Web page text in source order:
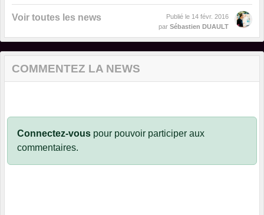
Voir toutes les news Publié le 14 févr. 2016
par Sébastien DUAULT
COMMENTEZ LA NEWS
Connectez-vous pour pouvoir participer aux
commentaires.